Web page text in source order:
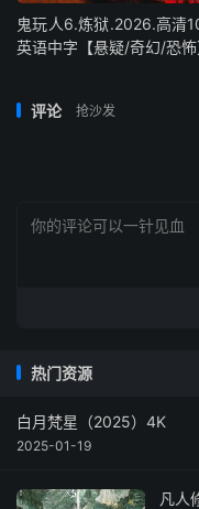
鬼玩人6.炼狱.2026.高清
英语中字【悬疑/奇幻/恐怖
评论 抢沙发
热门资源
白月梵星（2025）4K
2025-01-19
凡人